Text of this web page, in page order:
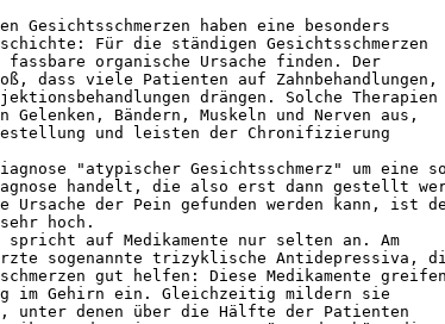
Gesichtsschmerzen haben eine besonders
Für die ständigen Gesichtsschmerzen
organische Ursache finden. Der
dass viele Patienten auf Zahnbehandlungen,
drängen. Solche Therapien
Gelenken, Bändern, Muskeln und Nerven aus,
und leisten der Chronifizierung
"atypischer Gesichtsschmerz" um eine so
handelt, die also erst dann gestellt
Ursache der Pein gefunden werden kann, ist
hoch.
spricht auf Medikamente nur selten an. Am
sogenannte trizyklische Antidepressiva,
gut helfen: Diese Medikamente
im Gehirn ein. Gleichzeitig mildern sie
unter denen über die Hälfte der Patienten